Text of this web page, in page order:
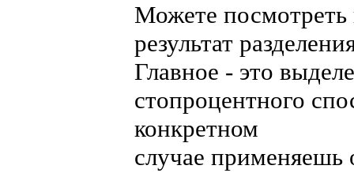
Можете
результат
Главное - это
стопроцентного
конкретном
случае